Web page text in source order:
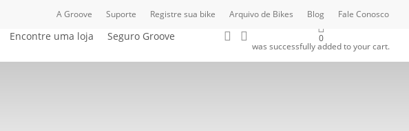
A Groove Suporte Registre sua bike Arquivo de Bikes Blog Fale Conosco
Encontre uma loja Seguro Groove Buscar.. 0
was successfully added to your cart.